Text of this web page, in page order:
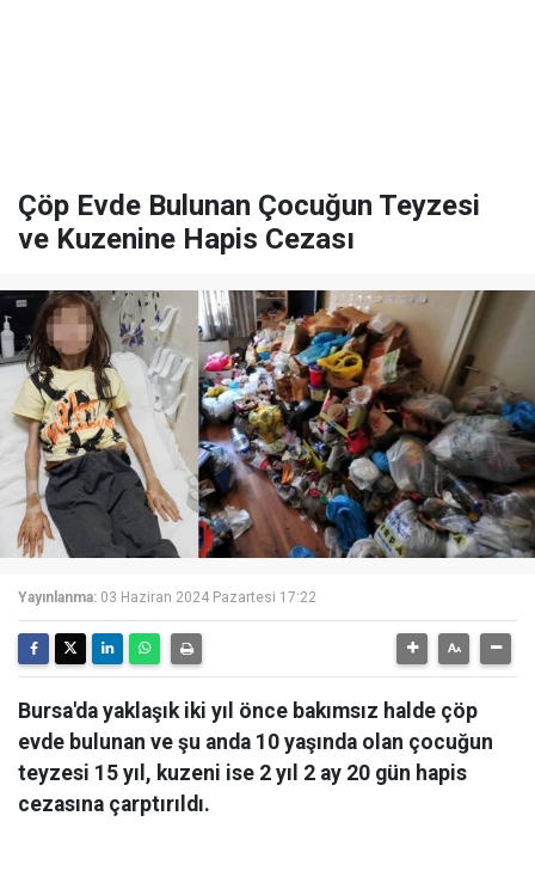
Çöp Evde Bulunan Çocuğun Teyzesi
ve Kuzenine Hapis Cezası
Yayınlanma: 03 Haziran 2024 Pazartesi 17:22
Bursa'da yaklaşık iki yıl önce bakımsız halde çöp
evde bulunan ve şu anda 10 yaşında olan çocuğun
teyzesi 15 yıl, kuzeni ise 2 yıl 2 ay 20 gün hapis
cezasına çarptırıldı.